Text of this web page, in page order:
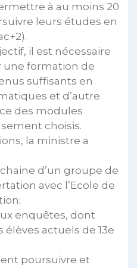
à au moins 20
leurs études en
il est nécessaire
une formation de
suffisants en
et d’autre
des modules
choisis.
la ministre a
d’un groupe de
avec l’Ecole de
enquêtes, dont
élèves actuels de 13e
poursuivre et